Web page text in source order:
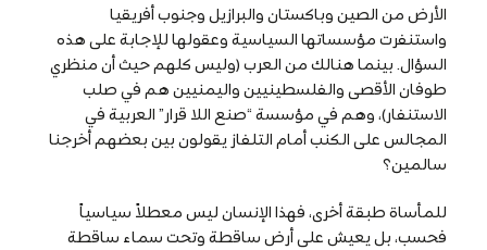
الأرض من الصين وباكستان والبرازيل وجنوب أفريقيا
واستنفرت مؤسساتها السياسية وعقولها للإجابة على هذه
السؤال. بينما هنالك من العرب (وليس كلهم حيث أن منظري
طوفان الأقصى والفلسطينيين واليمنيين هم في صلب
الاستنفار)، وهم في مؤسسة “صنع اللا قرار” العربية في
المجالس على الكنب أمام التلفاز يقولون بين بعضهم أخرجنا
سالمين؟
للمأساة طبقة أخرى، فهذا الإنسان ليس معطلاً سياسياً
فحسب، بل يعيش على أرض ساقطة وتحت سماء ساقطة